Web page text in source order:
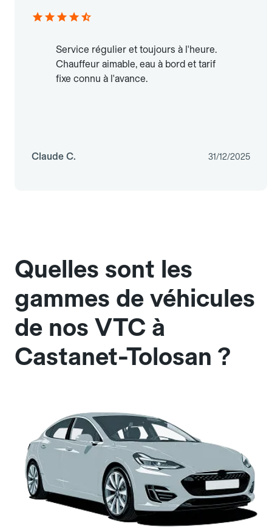
Service régulier et toujours à l'heure.
Chauffeur aimable, eau à bord et tarif
fixe connu à l'avance.
Claude C. 31/12/2025
Quelles sont les
gammes de véhicules
de nos VTC à
Castanet-Tolosan ?